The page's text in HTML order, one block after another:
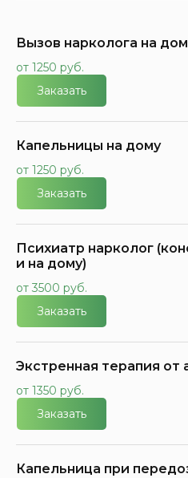
Вызов нарколога на дом
от 1250 руб.
Заказать
Капельницы на дому
от 1250 руб.
Заказать
Психиатр нарколог
и на дому)
от 3500 руб.
Заказать
Экстренная терапия от
от 1350 руб.
Заказать
Капельница при